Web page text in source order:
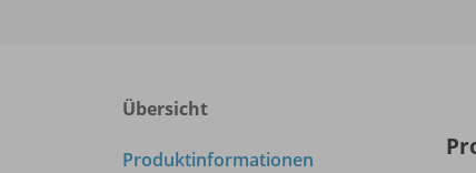
Übersicht
Produktinformationen